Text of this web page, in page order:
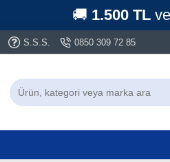
🚚 1.500 TLve
S.S.S. 0850 309 72 85